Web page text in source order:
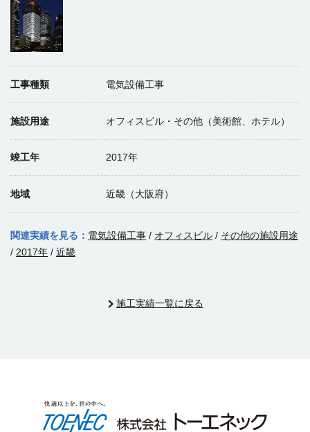
工事種類 電気設備工事
施設用途 オフィスビル・その他（美術館、ホテル）
竣工年 2017年
地域 近畿（大阪府）
関連実績を見る： 電気設備工事 / オフィスビル / その他の施設用途
/ 2017年 / 近畿
施工実績一覧に戻る